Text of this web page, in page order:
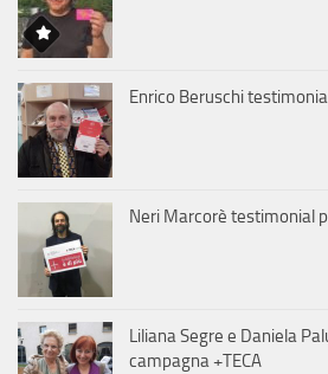
Enrico Beruschi
Neri Marcorè testimonial
Liliana Segre e Daniela
campagna +TECA